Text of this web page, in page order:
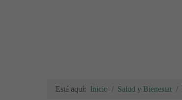
Está aquí: Inicio Salud y Bienestar